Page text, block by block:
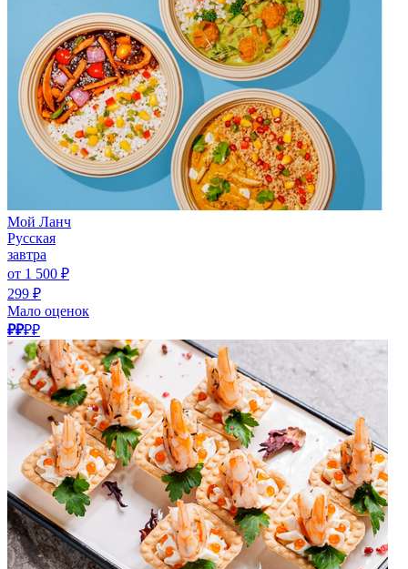
Мой Ланч
Русская
завтра
от 1 500 ₽
299 ₽
Мало оценок
₽₽₽₽